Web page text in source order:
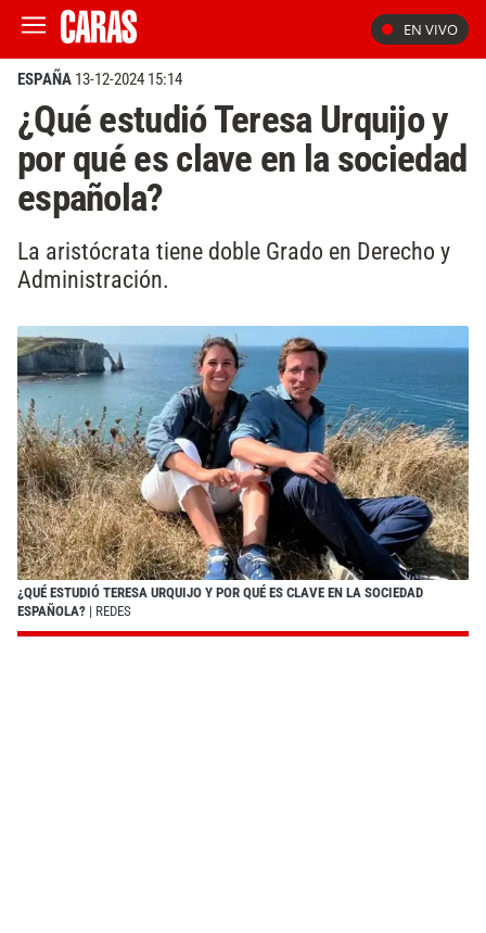
EN VIVO
ESPAÑA 13-12-2024 15:14
¿Qué estudió Teresa Urquijo y
por qué es clave en la sociedad
española?
La aristócrata tiene doble Grado en Derecho y
Administración.
¿QUÉ ESTUDIÓ TERESA URQUIJO Y POR QUÉ ES CLAVE EN LA SOCIEDAD
ESPAÑOLA? | REDES